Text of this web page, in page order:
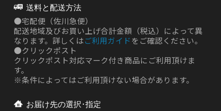
送料と配送方法
●宅配便（佐川急便）
配送地域及びお買い上げ合計金額（税込）によって異
なります。詳しくはご利用ガイド をご確認ください。
●クリックポスト
クリックポスト対応マーク付き商品にご利用頂けま
す。
※条件によってはご利用頂けない場合があります。
お届け先の選択･指定